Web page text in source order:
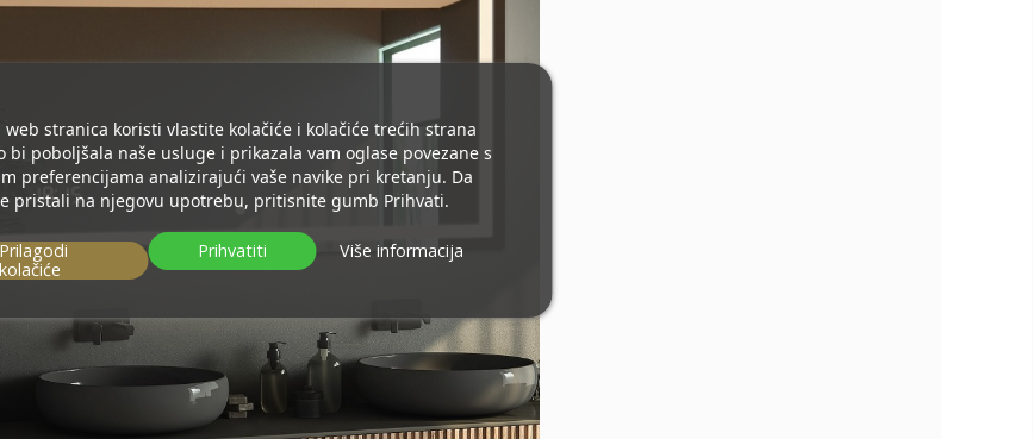
web stranica koristi vlastite kolačiće i kolačiće trećih strana
bi poboljšala naše usluge i prikazala vam oglase povezane s
preferencijama analizirajući vaše navike pri kretanju. Da
pristali na njegovu upotrebu, pritisnite gumb Prihvati.
Više informacija
Prilagodi
kolačiće
Prihvatiti